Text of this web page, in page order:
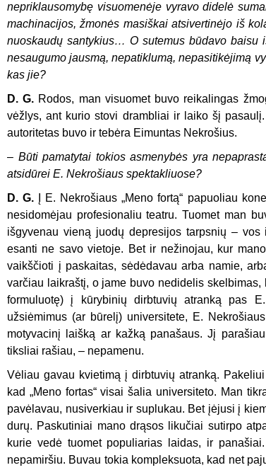
nepriklausomybę visuomenėje vyravo didelė
machinacijos, žmonės masiškai atsivertinėjo iš
nuoskaudų santykius… O sutemus būdavo
nesaugumo jausmą, nepatiklumą, nepasitikėjimą
kas jie?
D. G. Rodos, man visuomet buvo reikalingas
vėžlys, ant kurio stovi drambliai ir laiko šį
autoritetas buvo ir tebėra Eimuntas Nekrošius.
– Būti pamatytai tokios asmenybės yra
atsidūrei E. Nekrošiaus spektakliuose?
D. G.
Į E. Nekrošiaus „Meno fortą“ papuoliau
nesidomėjau profesionaliu teatru. Tuomet man
išgyvenau vieną juodų depresijos tarpsnių –
esanti ne savo vietoje. Bet ir nežinojau, kur
vaikščioti į paskaitas, sėdėdavau arba namie,
varčiau laikraštį, o jame buvo nedidelis
formuluotę) į kūrybinių dirbtuvių atranką pas
užsiėmimus (ar būrelį) universitete, E.
motyvacinį laišką ar kažką panašaus. Jį
tiksliai rašiau, – nepamenu.
Vėliau gavau kvietimą į dirbtuvių atranką.
kad „Meno fortas“ visai šalia universiteto. Man
pavėlavau, nusiverkiau ir suplukau. Bet įėjusi į
durų. Paskutiniai mano drąsos likučiai sutirpo
kurie vedė tuomet populiarias laidas, ir
nepamiršiu. Buvau tokia kompleksuota, kad net